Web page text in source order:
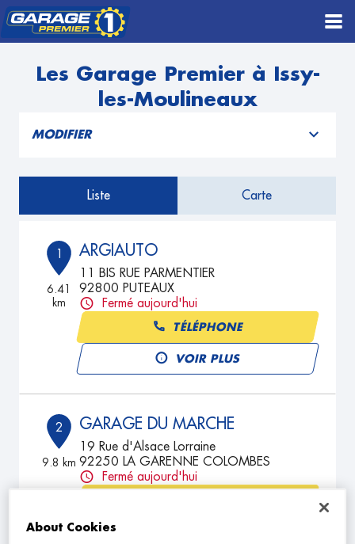
Les Garage Premier à Issy-
les-Moulineaux
MODIFIER
Liste Carte
1
6.41
km
ARGIAUTO
11 BIS RUE PARMENTIER
92800 PUTEAUX
Fermé aujourd'hui
TÉLÉPHONE
VOIR PLUS
2
9.8 km
GARAGE DU MARCHE
19 Rue d'Alsace Lorraine
92250 LA GARENNE COLOMBES
Fermé aujourd'hui
About Cookies